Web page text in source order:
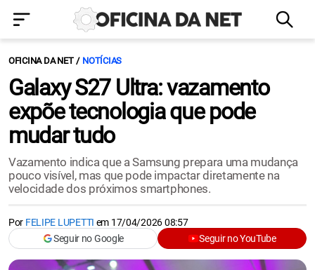
OFICINA DA NET NOTÍCIAS
Galaxy S27 Ultra: vazamento
expõe tecnologia que pode
mudar tudo
Vazamento indica que a Samsung prepara uma mudança
pouco visível, mas que pode impactar diretamente na
velocidade dos próximos smartphones.
Por FELIPE LUPETTI em 17/04/2026 08:57
Seguir no Google
Seguir no YouTube